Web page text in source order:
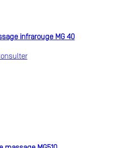
infrarouge MG 40